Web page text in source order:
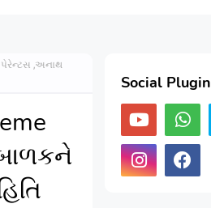
પેરેન્ટસ ,અનાથ
Social Plugin